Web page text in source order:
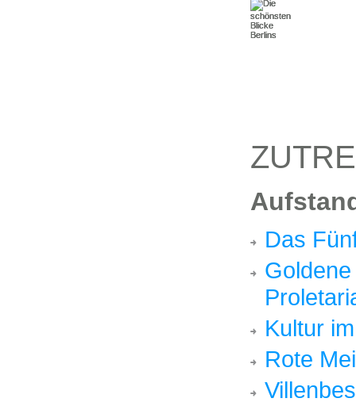
Das
Kultur
Rote